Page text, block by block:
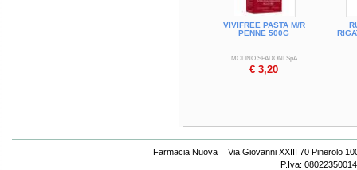
VIVIFREE PASTA M/R
PENNE 500G
MOLINO SPADONI SpA
€ 3,20
Farmacia Nuova
Via Giovanni XXIII 70 Pinerolo
P.Iva: 08022350014